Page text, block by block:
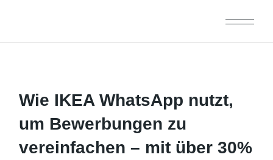
Wie IKEA WhatsApp nutzt,
um Bewerbungen zu
vereinfachen – mit über 30%